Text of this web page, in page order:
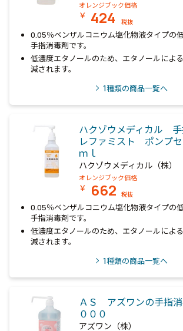
オレンジブック価格
￥ 424 税抜
0.05％ベンザルコニウム塩化物液タイプの
手指消毒剤です。
低濃度エタノールのため、エタノールによ
減されます。
1種類の商品一覧へ
ハクゾウメディカル
レファミスト ポンプ
ｍｌ
ハクゾウメディカル（株）
オレンジブック価格
￥ 662 税抜
0.05％ベンザルコニウム塩化物液タイプの
手指消毒剤です。
低濃度エタノールのため、エタノールによ
減されます。
1種類の商品一覧へ
ＡＳ アズワンの手指
０００
アズワン（株）